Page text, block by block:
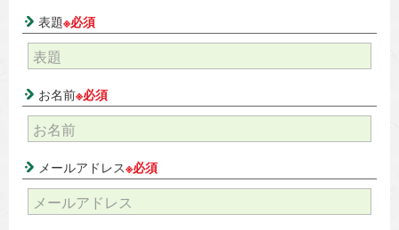
表題※必須
お名前※必須
メールアドレス※必須